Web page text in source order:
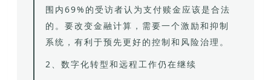
围内69%的受访者认为支付赎金应该是合法
的。要改变金融计算，需要一个激励和抑制
系统，有利于预先更好的控制和风险治理。
2、数字化转型和远程工作仍在继续